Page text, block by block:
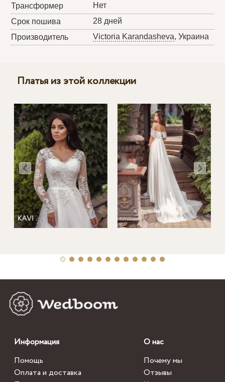
Трансформер
Нет
Срок пошива
28 дней
Производитель
Victoria Karandasheva, Украина
Платья из этой коллекции
Информация
Помощь
Оплата и доставка
О нас
Почему мы
Отзывы